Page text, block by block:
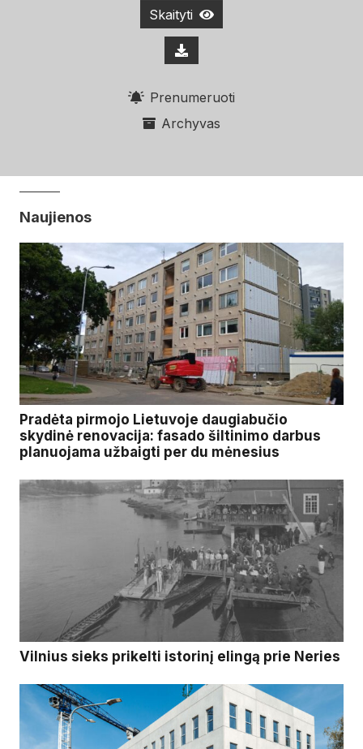
Skaityti
Prenumeruoti
Archyvas
Naujienos
Pradėta pirmojo Lietuvoje daugiabučio
skydinė renovacija: fasado šiltinimo darbus
planuojama užbaigti per du mėnesius
Vilnius sieks prikelti istorinį elingą prie Neries